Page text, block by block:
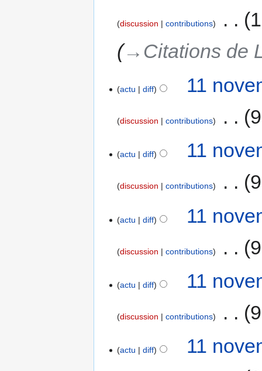
discussion contributions
→‎Citations de
actu diff 11
discussion contributions
actu diff 11
discussion contributions
actu diff 11
discussion contributions
actu diff 11
discussion contributions
actu diff 11